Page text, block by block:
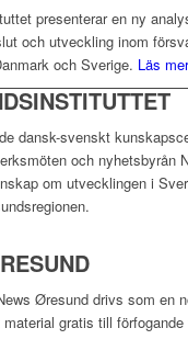
presenterar en ny
och utveckling inom
och Sverige. Läs
dansk-svenskt
och nyhetsbyrån
om utvecklingen i
Øresund drivs som en
gratis till förfogande